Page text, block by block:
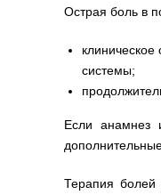
Острая боль в
системы;
Если анамнез
Терапия болей